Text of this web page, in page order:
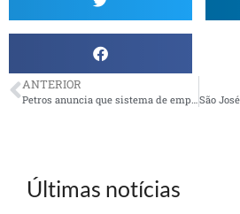
ANTERIOR
Últimas notícias